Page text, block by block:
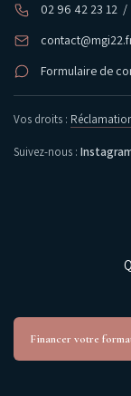
02 96 42 23 12 /
Formulaire de
Vos droits :
Suivez-nous :
Financer votre